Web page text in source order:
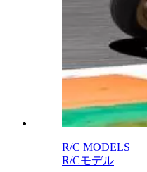
R/C MODELS
R/Cモデル